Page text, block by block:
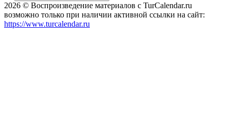
2026 © Воспроизведение материалов c TurCalendar.ru
возможно только при наличии активной ссылки на сайт:
https://www.turcalendar.ru